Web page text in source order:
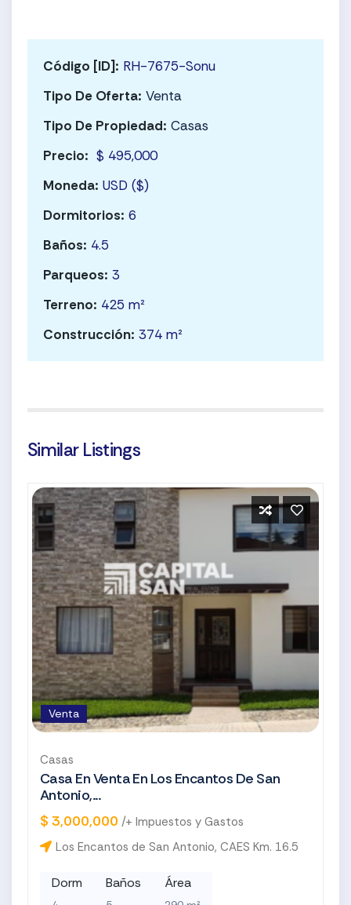
Código [ID]: RH-7675-Sonu
Tipo De Oferta: Venta
Tipo De Propiedad: Casas
Precio: $ 495,000
Moneda: USD ($)
Dormitorios: 6
Baños: 4.5
Parqueos: 3
Terreno: 425 m²
Construcción: 374 m²
Similar Listings
Venta
Casas
Casa En Venta En Los Encantos De San
Antonio,...
$ 3,000,000 /+ Impuestos y Gastos
Los Encantos de San Antonio, CAES Km. 16.5
Dorm Baños Área